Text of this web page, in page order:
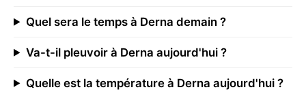
Quel sera le temps à Derna demain ?
Va-t-il pleuvoir à Derna aujourd'hui ?
Quelle est la température à Derna aujourd'hui ?